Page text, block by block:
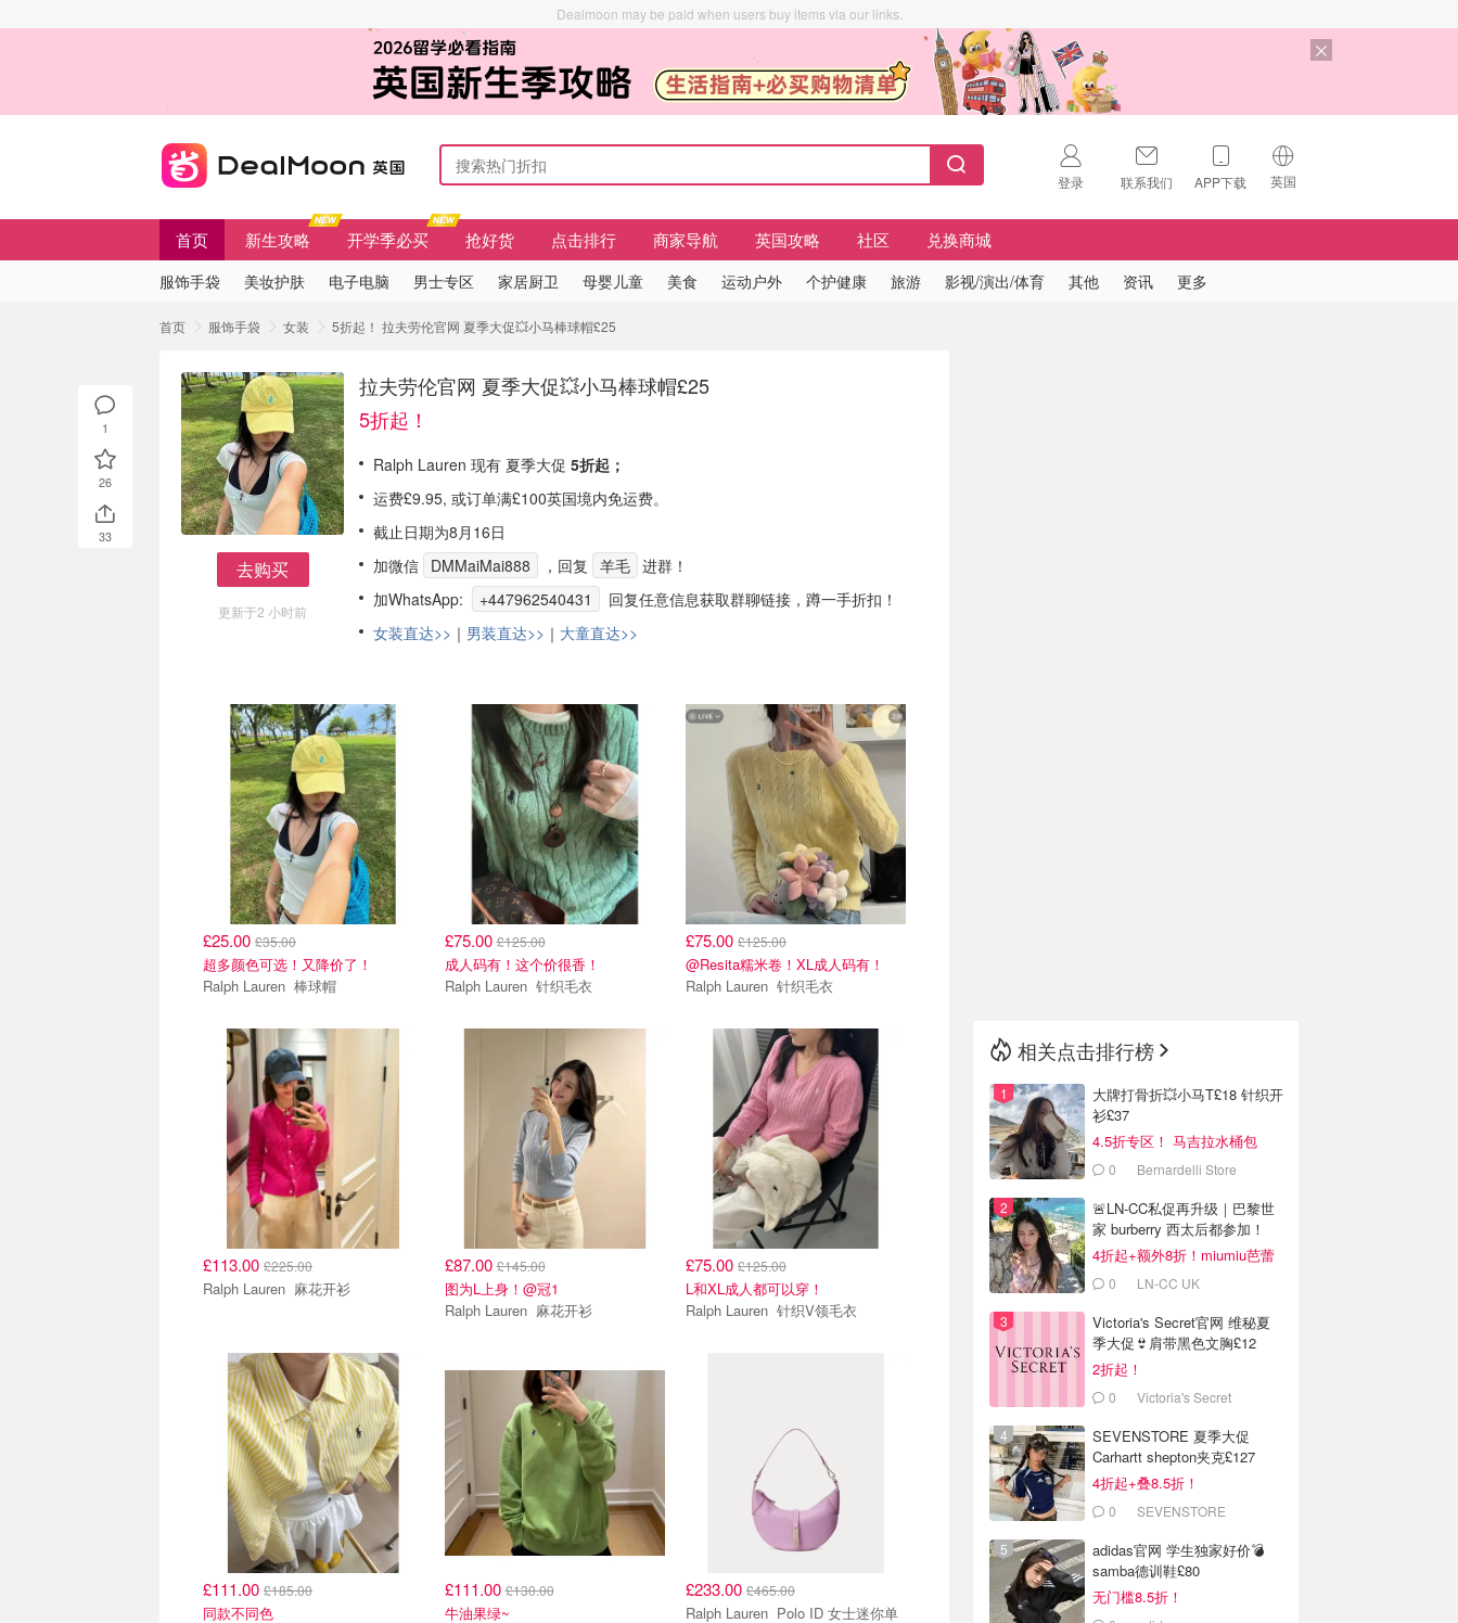
Dealmoon may be paid when users buy items via our links.
登录 联系我们 APP下载 英国
🇺🇸
🇨🇳
中国
首页 新生攻略 开学季必买 抢好货 点击排行 商家导航 英国攻略 社区 兑换商城
服饰手袋 美妆护肤 电子电脑 男士专区 家居厨卫 母婴儿童 美食 运动户外 个护健康 旅游 影视/演出/体育 其他 资讯 更多
首页 服饰手袋 女装 5折起！ 拉夫劳伦官网 夏季大促💥小马棒球帽£25
去购买
更新于2 小时前
拉夫劳伦官网 夏季大促💥小马棒球帽£25
5折起！
Ralph Lauren 现有 夏季大促 5折起 ；
运费£9.95, 或订单满£100英国境内免运费。
截止日期为8月16日
加微信 DMMaiMai888 ，回复 羊毛 进群！
加WhatsApp:
+447962540431
回复任意信息获取群聊链接，蹲一手折扣！
女装直达>> ｜ 男装直达>> ｜ 大童直达>>
£25.00 £35.00
超多颜色可选！又降价了！
Ralph Lauren 棒球帽
£75.00£125.00
成人码有！这个价很香！
Ralph Lauren 针织毛衣
£75.00 £125.00
@Resita糯米卷！XL成人码有！
Ralph Lauren 针织毛衣
£113.00 £225.00
Ralph Lauren 麻花开衫
£87.00£145.00
图为L上身！@冠1
Ralph Lauren 麻花开衫
£75.00 £125.00
L和XL成人都可以穿！
Ralph Lauren 针织V领毛衣
£111.00 £185.00
同款不同色
£111.00£130.00
牛油果绿~
£233.00 £465.00
Ralph Lauren Polo ID 女士迷你单
1
26
33
相关点击排行榜
大牌打骨折💥小马T£18 针织开
衫£37
4.5折专区！ 马吉拉水桶包
£4110 Bernardelli Store
🚨LN-CC私促再升级｜巴黎世
家 burberry 西太后都参加！
4折起+额外8折！miumiu芭蕾
鞋史低£340
0 LN-CC UK
Victoria's Secret官网 维秘夏
季大促👙肩带黑色文胸£12
2折起！
0 Victoria's Secret
SEVENSTORE 夏季大促
Carhartt shepton夹克£127
4折起+叠8.5折！
0 SEVENSTORE
adidas官网 学生独家好价💣
samba德训鞋£80
无门槛8.5折！